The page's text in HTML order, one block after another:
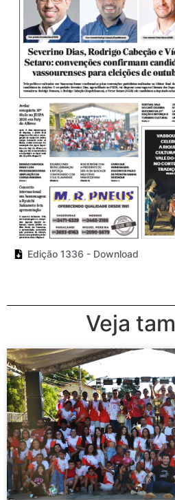
Edição 1336 - Download
Veja